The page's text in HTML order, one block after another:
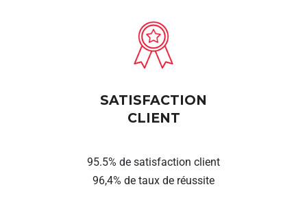
SATISFACTION
CLIENT
95.5% de satisfaction client
96,4% de taux de réussite